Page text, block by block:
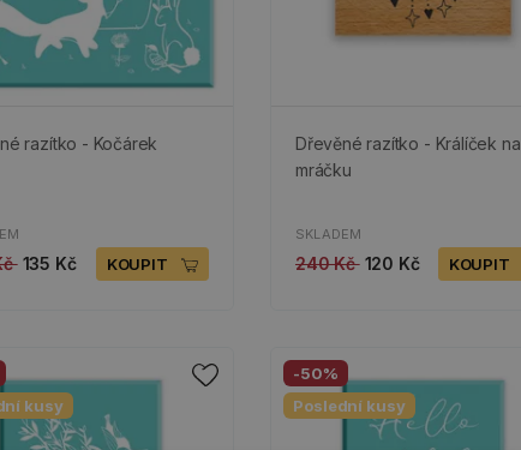
razítko - Kočárek
135 Kč KOUPIT
Dřevěné razítko - Králíček na
mráčku
SKLADEM
240 Kč 120 Kč KOUPIT
kusy
-50%
Poslední kusy